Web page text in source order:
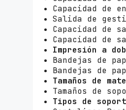
Capacidad de
Salida de
Capacidad de
Capacidad de
Impresión a
Bandejas de
Bandejas de
Tamaños de
Tamaños de
Tipos de